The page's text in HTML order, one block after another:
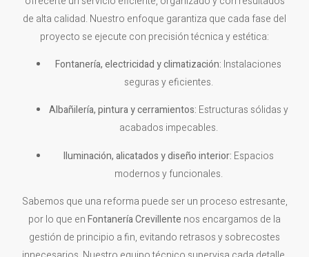
de alta calidad. Nuestro enfoque garantiza que cada fase del
proyecto se ejecute con precisión técnica y estética:
Fontanería, electricidad y climatización: Instalaciones
seguras y eficientes.
Albañilería, pintura y cerramientos: Estructuras sólidas y
acabados impecables.
Iluminación, alicatados y diseño interior: Espacios
modernos y funcionales.
Sabemos que una reforma puede ser un proceso estresante,
por lo que enFontanería Crevillente nos encargamos de la
gestión de principio a fin, evitando retrasos y sobrecostes